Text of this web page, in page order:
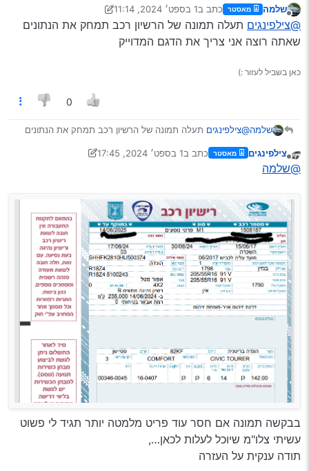
@שלמה האם יש אפשרות לעזרה לחיפוש החלק עשיתי לפי
המדריך שלך והמספר שילדה לא מזוהה יש מה לעשות.?
אשמח מאוד לעזרה
מנותק
שלמה מאסטר כתב ב1 בספט׳ 2024, 11:14
נערך לאחרונה על ידי שלמה9 בינו׳ 2024, 12:41
@צילפינגים תעלה תמונה של הרשיון רכב תמחק את הנתונים
שאתה רוצה אני צריך את הדגם המדוייק
כאן בשביל לעזור :)
0
שלמה@צילפינגים תעלה תמונה של הרשיון רכב תמחק את הנתונים
מנותק
צילפינגים מאסטר כתב ב1 בספט׳ 2024, 17:45
נערך לאחרונה על ידי צילפינגים9 בינו׳ 2024, 17:45
@שלמה
בבקשה תמונה אם חסר עוד פריט מלמטה יותר תגיד לי פשוט
עשיתי צלו"מ שיוכל לעלות לכאן…,
תודה ענקית על העזרה